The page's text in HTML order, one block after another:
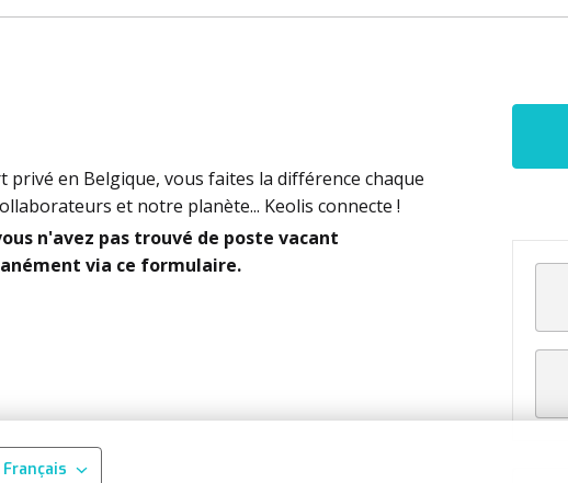
Français
en Belgique, vous faites la différence chaque
et notre planète... Keolis connecte !
n'avez pas trouvé de poste vacant
via ce formulaire.